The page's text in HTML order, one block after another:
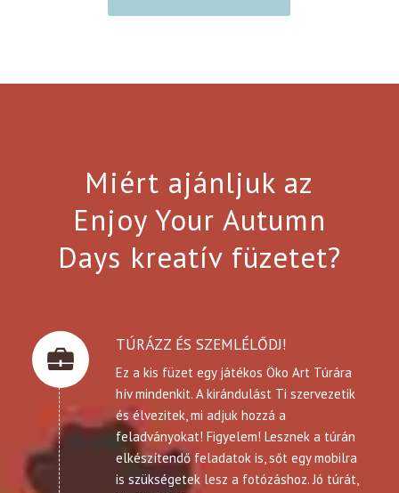
Miért ajánljuk az
Enjoy Your Autumn
Days kreatív füzetet?
TÚRÁZZ ÉS SZEMLÉLŐDJ!
Ez a kis füzet egy játékos Öko Art Túrára
hív mindenkit. A kirándulást Ti szervezetik
és élvezitek, mi adjuk hozzá a
feladványokat! Figyelem! Lesznek a túrán
elkészítendő feladatok is, sőt egy mobilra
is szükségetek lesz a fotózáshoz. Jó túrát,